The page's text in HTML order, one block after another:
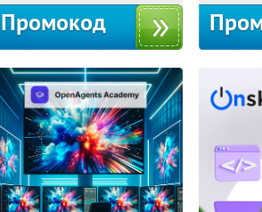
Промокод